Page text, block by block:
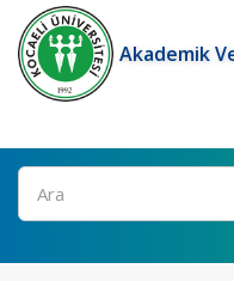
Akademik
Ara